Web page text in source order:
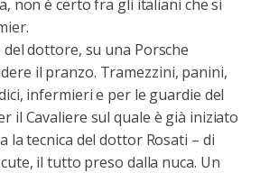
non è certo fra gli italiani che si
del dottore, su una Porsche
il pranzo. Tramezzini, panini,
infermieri e per le guardie del
il Cavaliere sul quale è già iniziato
la tecnica del dottor Rosati – di
il tutto preso dalla nuca. Un